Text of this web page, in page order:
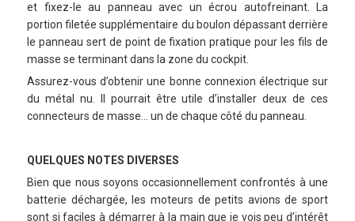
et fixez-le au panneau avec un écrou autofreinant. La
portion filetée supplémentaire du boulon dépassant derrière
le panneau sert de point de fixation pratique pour les fils de
masse se terminant dans la zone du cockpit.
Assurez-vous d’obtenir une bonne connexion électrique sur
du métal nu. Il pourrait être utile d’installer deux de ces
connecteurs de masse… un de chaque côté du panneau.
QUELQUES NOTES DIVERSES
Bien que nous soyons occasionnellement confrontés à une
batterie déchargée, les moteurs de petits avions de sport
sont si faciles à démarrer à la main que je vois peu d’intérêt